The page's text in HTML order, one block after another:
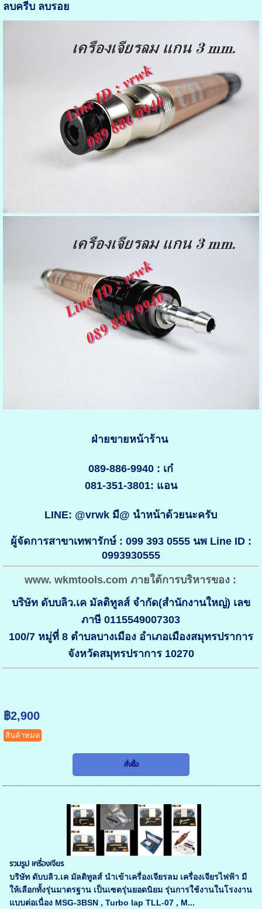
ลบครีบ ลบรอย
ฝ่ายขายหน้าร้าน
089-886-9940 : เก๋
081-351-3801: แอน
LINE: @vrwk มี@ นำหน้าด้วยนะครับ
ผู้จัดการสาขาเทพารักษ์ : 099 393 0555 นพ Line ID :
0993930555
www. wkmtools.com ภายใต้การบริหารของ :
บริษัท ดับบลิว.เค มัลติทูลส์ จำกัด(สำนักงานใหญ่) เลข
ภาษี 0115549007303
100/7 หมู่ที่ 8 ตำบลบางเมือง อำเภอเมืองสมุทรปราการ
จังหวัดสมุทรปราการ 10270
฿2,900
สินค้าหมด
รวมรูป เครื่องเจียร
บริษัท ดับบลิว.เค มัลติทูลส์ นำเข้าเครื่องเจียรลม เครื่องเจียรไฟฟ้า มี
ให้เลือกทั้งรุ่นมาตรฐาน เป็นเซตรุ่นยอดนิยม รุ่นการใช้งานในโรงงาน
แบบต่อเนื่อง MSG-3BSN , Turbo lap TLL-07 , M...